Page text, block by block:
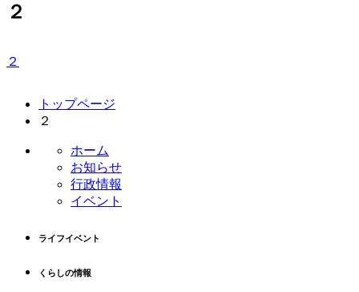
２
２
トップページ
２
ホーム
お知らせ
行政情報
イベント
ライフイベント
くらしの情報